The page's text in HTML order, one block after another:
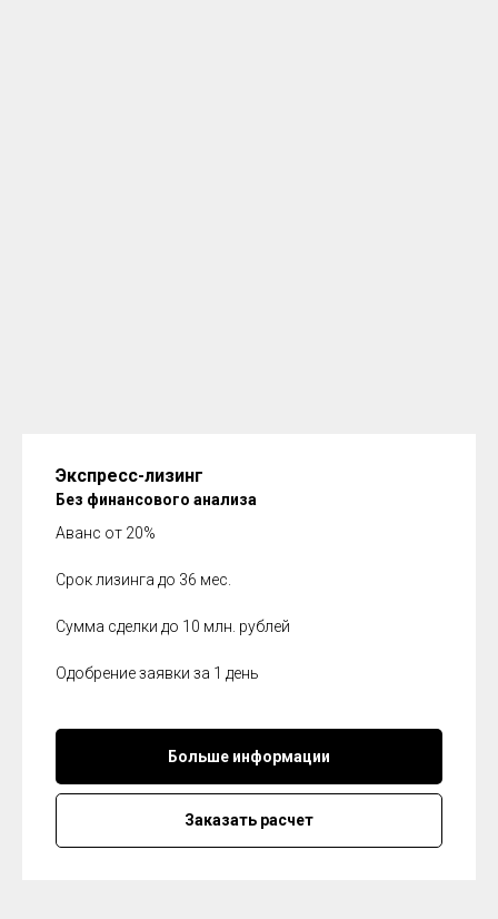
Экспресс-лизинг
Без финансового анализа
Аванс от 20%
Срок лизинга до 36 мес.
Сумма сделки до 10 млн. рублей
Одобрение заявки за 1 день
Больше информации
Заказать расчет